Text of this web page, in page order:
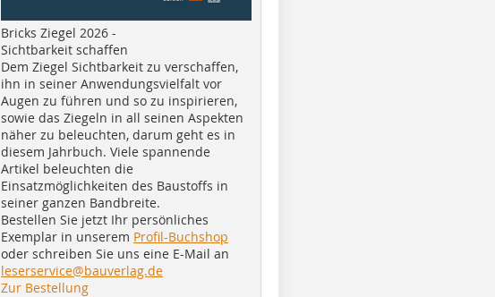
Bricks Ziegel 2026 -
Sichtbarkeit schaffen
Dem Ziegel Sichtbarkeit zu verschaffen,
ihn in seiner Anwendungsvielfalt vor
Augen zu führen und so zu inspirieren,
sowie das Ziegeln in all seinen Aspekten
näher zu beleuchten, darum geht es in
diesem Jahrbuch. Viele spannende
Artikel beleuchten die
Einsatzmöglichkeiten des Baustoffs in
seiner ganzen Bandbreite.
Bestellen Sie jetzt Ihr persönliches
Exemplar in unserem Profil-Buchshop
oder schreiben Sie uns eine E-Mail an
leserservice@bauverlag.de
Zur Bestellung